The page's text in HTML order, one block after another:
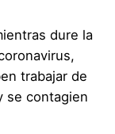
dure la
trabajar de
se contagien